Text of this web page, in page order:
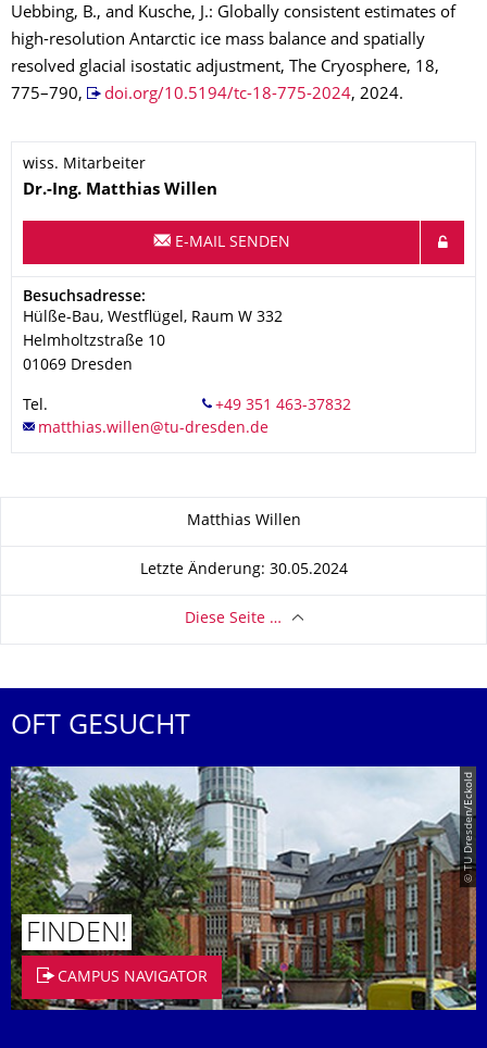
Uebbing, B., and Kusche, J.: Globally consistent estimates of
high-resolution Antarctic ice mass balance and spatially
resolved glacial isostatic adjustment, The Cryosphere, 18,
775–790,
doi.org/10.5194/tc-18-775-2024, 2024.
wiss. Mitarbeiter
Name
Dr.-Ing. Matthias Willen
E-MAIL SENDEN
Adresse
Besuchsadresse:
Hülße-Bau, Westflügel, Raum W 332
Helmholtzstraße 10
01069 Dresden
Tel.
Matthias Willen
Letzte Änderung: 30.05.2024
Diese Seite …
OFT GESUCHT
© TU Dresden/Eckold
FINDEN!
CAMPUS NAVIGATOR